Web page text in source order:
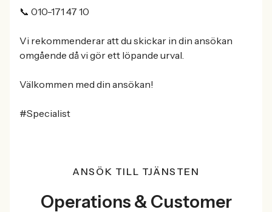
📞 010-171 47 10
Vi rekommenderar att du skickar in din ansökan
omgående då vi gör ett löpande urval.
Välkommen med din ansökan!
#Specialist
ANSÖK TILL TJÄNSTEN
Operations & Customer